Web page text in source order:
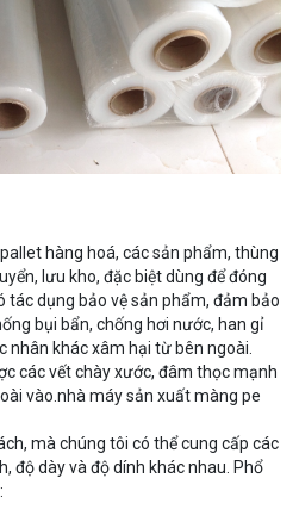
hàng hoá, các sản phẩm, thùng
lưu kho, đặc biệt dùng để đóng
tác dụng bảo vệ sản phẩm, đảm bảo
bụi bẩn, chống hơi nước, han gỉ
nhân khác xâm hại từ bên ngoài.
các vết chày xước, đâm thọc mạnh
vào.nhà máy sản xuất màng pe
mà chúng tôi có thể cung cấp các
độ dày và độ dính khác nhau. Phổ